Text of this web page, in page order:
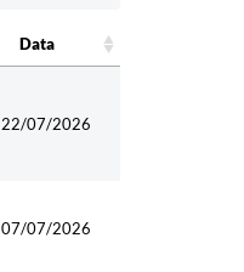
Data
22/07/2026
07/07/2026